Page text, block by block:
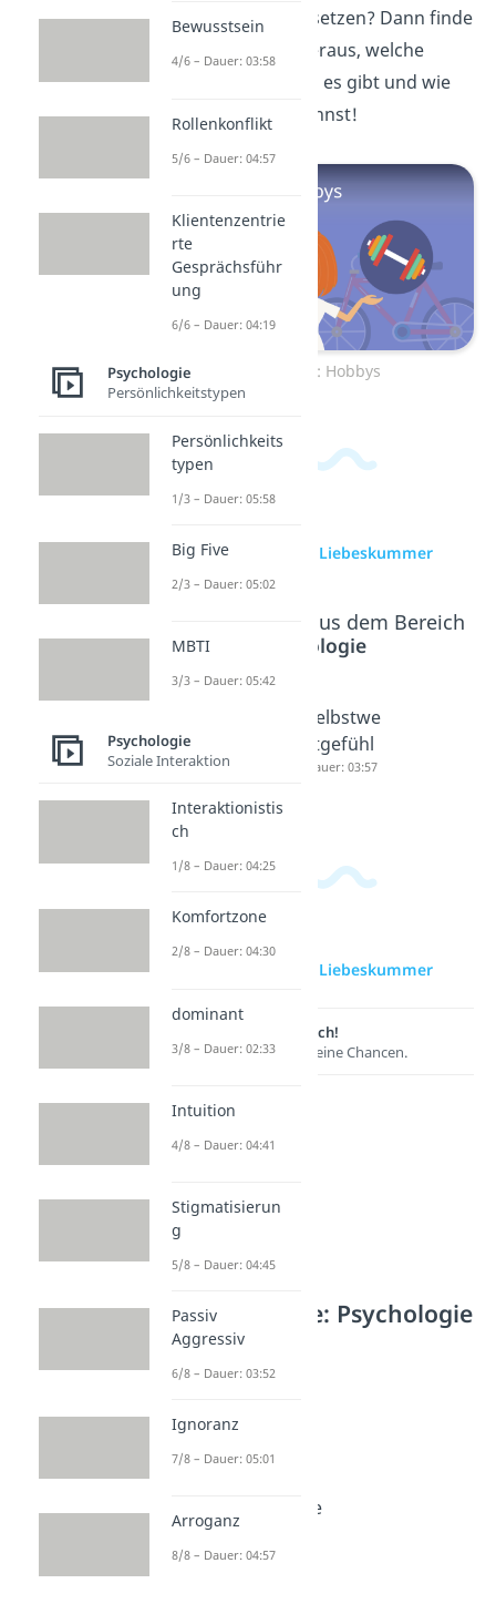
mit denHobbys
umsetzen? Dann finde
in unserem
heraus, welche
spannenden Hobbys es gibt und wie
du welche finden kannst!
Zum Video: Hobbys
zur Videoseite: Liebeskummer
Beliebte Inhalte aus dem Bereich
Psychologie
gsschme
rz
Liebe
Selbstwe
rtgefühl
Dauer: 03:57
zur Videoseite: Liebeskummer
Lernen lohnt sich!
Entdecke hier deine Chancen.
Weitere Inhalte: Psychologie
Ende der Beziehung
Schluss machen
Liebeskummer
Dauer: 04:47
Trennungsschmerz
Dauer: 02:48
Trennung trotz Liebe
Dauer: 02:52
Bewusstsein
4/6 – Dauer: 03:58
Rollenkonflikt
5/6 – Dauer: 04:57
Klientenzentrie
rte
Gesprächsführ
ung
6/6 – Dauer: 04:19
Psychologie
Persönlichkeitstypen
Persönlichkeits
typen
1/3 – Dauer: 05:58
Big Five
2/3 – Dauer: 05:02
MBTI
3/3 – Dauer: 05:42
Psychologie
Soziale Interaktion
Interaktionistis
ch
1/8 – Dauer: 04:25
Komfortzone
2/8 – Dauer: 04:30
dominant
3/8 – Dauer: 02:33
Intuition
4/8 – Dauer: 04:41
Stigmatisierun
g
5/8 – Dauer: 04:45
Passiv
Aggressiv
6/8 – Dauer: 03:52
Ignoranz
7/8 – Dauer: 05:01
Arroganz
8/8 – Dauer: 04:57